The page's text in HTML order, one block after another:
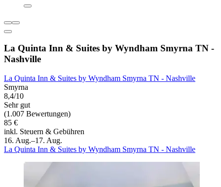
La Quinta Inn & Suites by Wyndham Smyrna TN -
Nashville
La Quinta Inn & Suites by Wyndham Smyrna TN - Nashville
Smyrna
8,4/10
Sehr gut
(1.007 Bewertungen)
85 €
inkl. Steuern & Gebühren
16. Aug.–17. Aug.
La Quinta Inn & Suites by Wyndham Smyrna TN - Nashville